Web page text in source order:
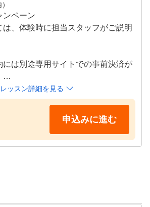
ペーン
、体験時に担当スタッフがご説明
は別途専用サイトでの事前決済が
いが確認できない場合はキャンセ
レッスンを体験していただけます。
ター×プライベート空間×プロによ
ッスンで、お客様のお悩みの""原因"
みの方は是非体験レッスンにお越
レッスン詳細を見る
申込みに進む